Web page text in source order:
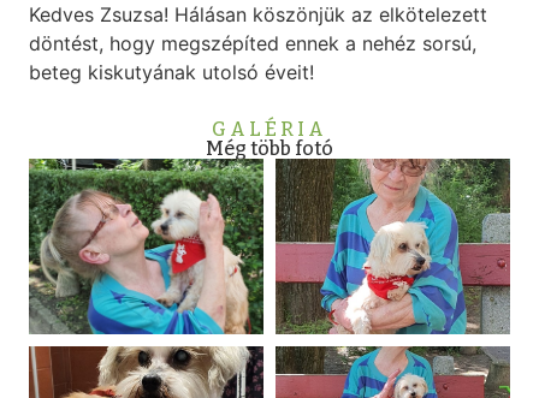
Kedves Zsuzsa! Hálásan köszönjük az elkötelezett
döntést, hogy megszépíted ennek a nehéz sorsú,
beteg kiskutyának utolsó éveit!
GALÉRIA
Még több fotó